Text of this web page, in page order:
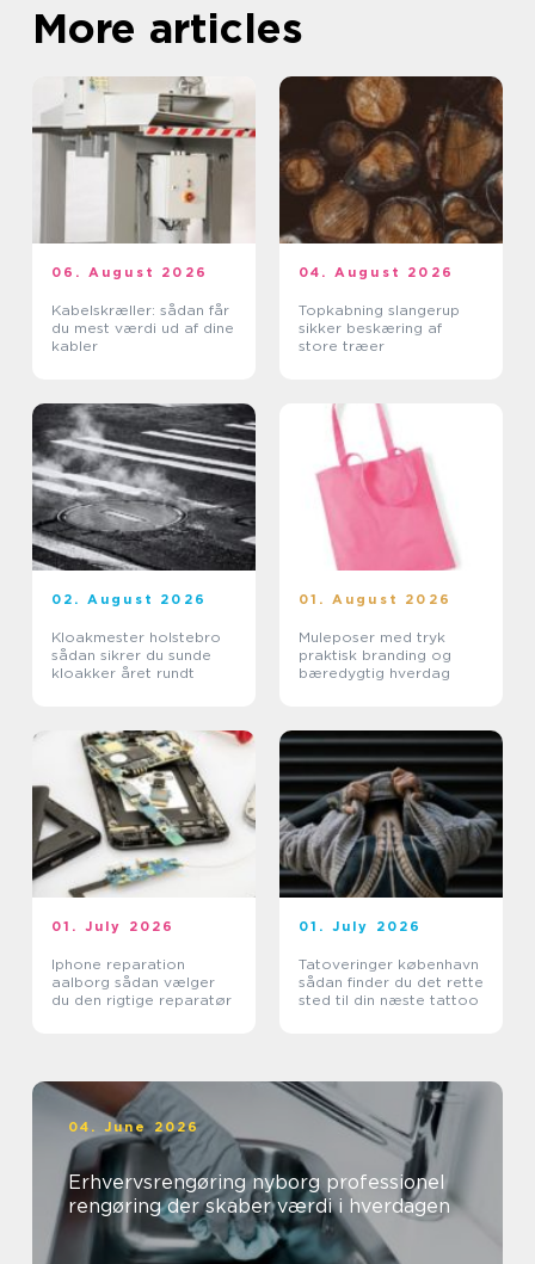
More articles
06. August 2026
Kabelskræller: sådan får
du mest værdi ud af dine
kabler
04. August 2026
Topkabning slangerup
sikker beskæring af
store træer
02. August 2026
Kloakmester holstebro
sådan sikrer du sunde
kloakker året rundt
01. August 2026
Muleposer med tryk
praktisk branding og
bæredygtig hverdag
01. July 2026
Iphone reparation
aalborg sådan vælger
du den rigtige reparatør
01. July 2026
Tatoveringer københavn
sådan finder du det rette
sted til din næste tattoo
04. June 2026
Erhvervsrengøring nyborg professionel
rengøring der skaber værdi i hverdagen